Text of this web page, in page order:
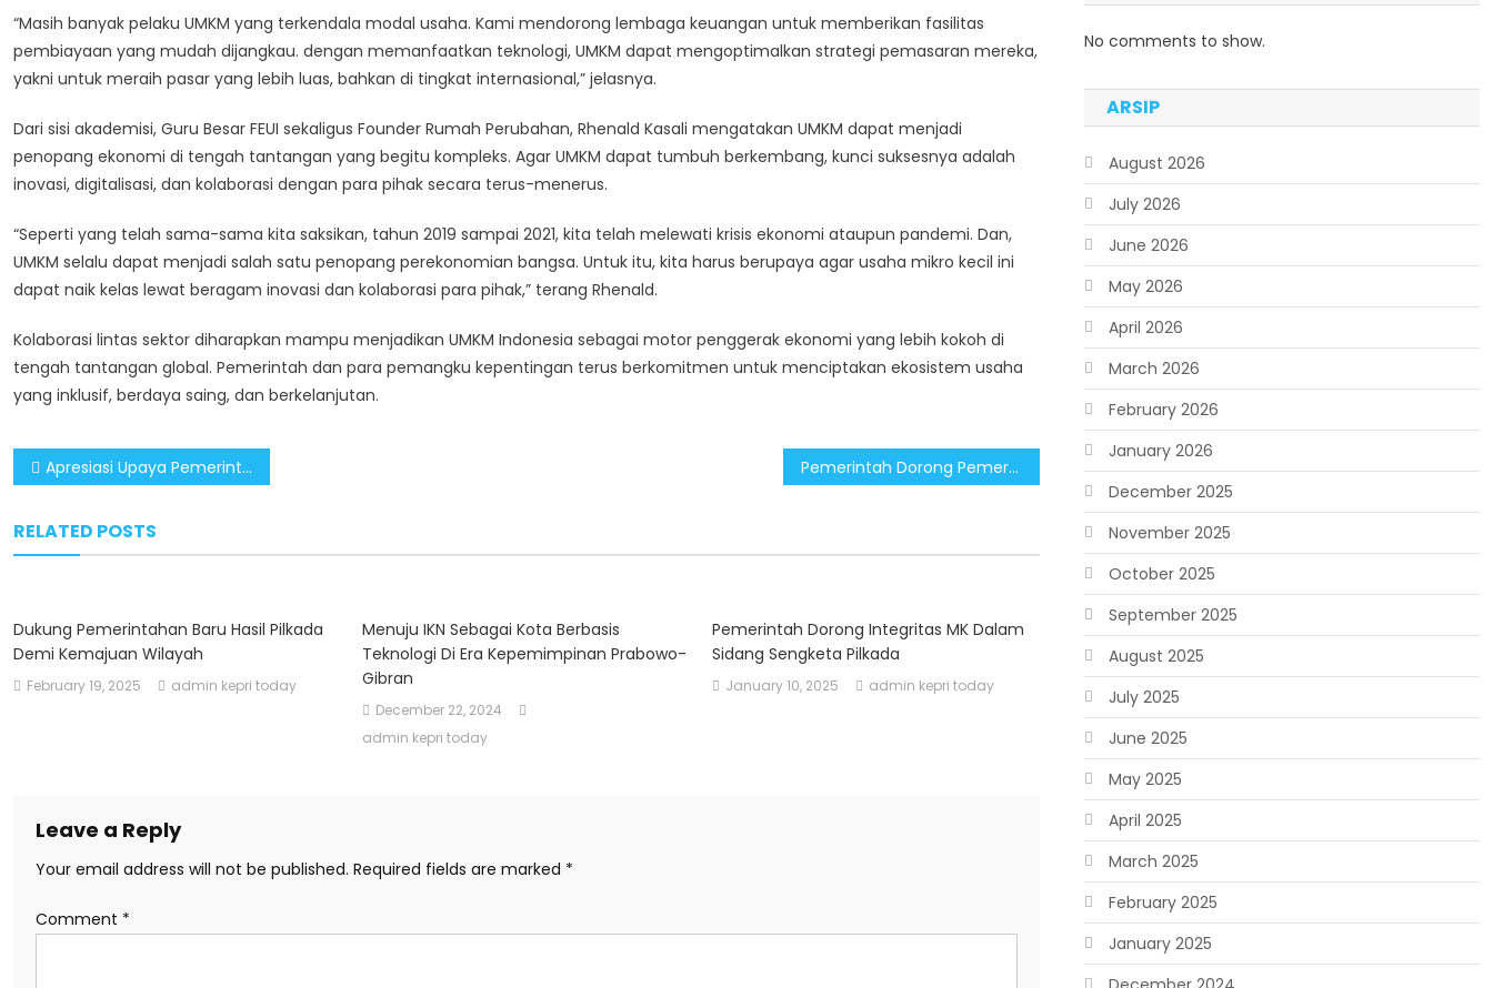
“Masih banyak pelaku UMKM yang terkendala modal usaha. Kami mendorong lembaga keuangan untuk memberikan fasilitas
pembiayaan yang mudah dijangkau. dengan memanfaatkan teknologi, UMKM dapat mengoptimalkan strategi pemasaran mereka,
yakni untuk meraih pasar yang lebih luas, bahkan di tingkat internasional,” jelasnya.
Dari sisi akademisi, Guru Besar FEUI sekaligus Founder Rumah Perubahan, Rhenald Kasali mengatakan UMKM dapat menjadi
penopang ekonomi di tengah tantangan yang begitu kompleks. Agar UMKM dapat tumbuh berkembang, kunci suksesnya adalah
inovasi, digitalisasi, dan kolaborasi dengan para pihak secara terus-menerus.
“Seperti yang telah sama-sama kita saksikan, tahun 2019 sampai 2021, kita telah melewati krisis ekonomi ataupun pandemi. Dan,
UMKM selalu dapat menjadi salah satu penopang perekonomian bangsa. Untuk itu, kita harus berupaya agar usaha mikro kecil ini
dapat naik kelas lewat beragam inovasi dan kolaborasi para pihak,” terang Rhenald.
Kolaborasi lintas sektor diharapkan mampu menjadikan UMKM Indonesia sebagai motor penggerak ekonomi yang lebih kokoh di
tengah tantangan global. Pemerintah dan para pemangku kepentingan terus berkomitmen untuk menciptakan ekosistem usaha
yang inklusif, berdaya saing, dan berkelanjutan.
Post
Apresiasi Upaya Pemerintah Dorong UMKM sebagai Penggerak Ekonomi Nasional Pemerintah Dorong Pemerataan Ekonomi Melalui Penguatan Ekonomi Daerah
RELATED POSTS
Dukung Pemerintahan Baru Hasil Pilkada
Demi Kemajuan Wilayah
February 19, 2025 admin kepri today
Menuju IKN Sebagai Kota Berbasis
Teknologi Di Era Kepemimpinan Prabowo-
Gibran
December 22, 2024
admin kepri today
Pemerintah Dorong Integritas MK Dalam
Sidang Sengketa Pilkada
January 10, 2025 admin kepri today
Leave a Reply
Your email address will not be published. Required fields are marked *
Comment *
No comments to show.
ARSIP
August 2026
July 2026
June 2026
May 2026
April 2026
March 2026
February 2026
January 2026
December 2025
November 2025
October 2025
September 2025
August 2025
July 2025
June 2025
May 2025
April 2025
March 2025
February 2025
January 2025